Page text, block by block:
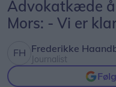
Advokatkæde
Mors: - Vi er
Frederikke
Journalist